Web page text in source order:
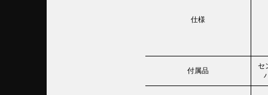
仕様
付属品
セ